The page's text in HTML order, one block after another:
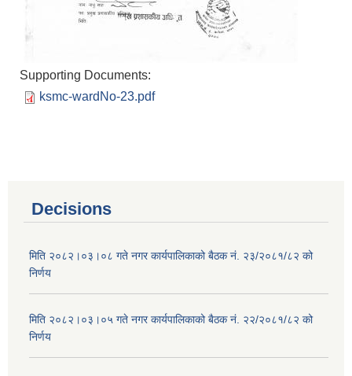
Supporting Documents:
ksmc-wardNo-23.pdf
Decisions
मिति २०८२।०३।०८ गते नगर कार्यपालिकाको बैठक नं. २३/२०८१/८२ को
निर्णय
मिति २०८२।०३।०५ गते नगर कार्यपालिकाको बैठक नं. २२/२०८१/८२ को
निर्णय